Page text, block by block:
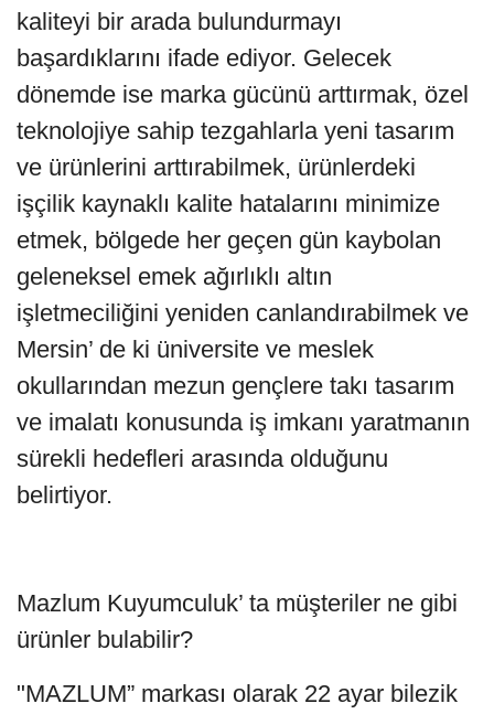
kaliteyi bir arada bulundurmayı
başardıklarını ifade ediyor. Gelecek
dönemde ise marka gücünü arttırmak, özel
teknolojiye sahip tezgahlarla yeni tasarım
ve ürünlerini arttırabilmek, ürünlerdeki
işçilik kaynaklı kalite hatalarını minimize
etmek, bölgede her geçen gün kaybolan
geleneksel emek ağırlıklı altın
işletmeciliğini yeniden canlandırabilmek ve
Mersin’ de ki üniversite ve meslek
okullarından mezun gençlere takı tasarım
ve imalatı konusunda iş imkanı yaratmanın
sürekli hedefleri arasında olduğunu
belirtiyor.
Mazlum Kuyumculuk’ ta müşteriler ne gibi
ürünler bulabilir?
"MAZLUM” markası olarak 22 ayar bilezik